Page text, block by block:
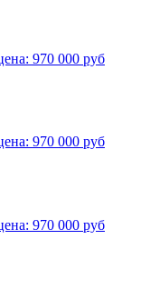
970 000 руб
970 000 руб
970 000 руб